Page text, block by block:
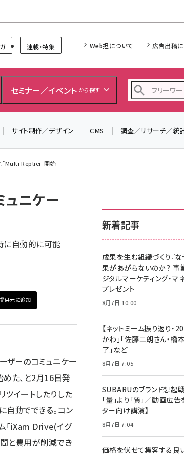
連載・特集 Web担について 広告出稿
セミナー／イベント から探す
z世
サイト制作／デザイン CMS 調査／リサーチ／統
「Multi-Replier」開始
ニケー
に自動的に可能
供元に追加
ザーのコミュニケー
た、と2月16日発
ツイートしたりした
動でできる。コン
「iXam Drive(イグ
と費用が削減でき
新着記事
成果を生む組織づくり『
果があがらないのか？ 事
ジタルマーケティング・マ
プレゼント
8月7日 10:00
【ネットミーム振り返り・
かわ」「佐藤二朗さん・橋
了」など
8月7日 7:05
SUBARUのブランド想起
「量」より「質」／動画広
ター向け講演】
8月7日 7:04
価格を伏せて集客する良
中！ ／
用するための考え方を学べ
ーケティング フォーラム